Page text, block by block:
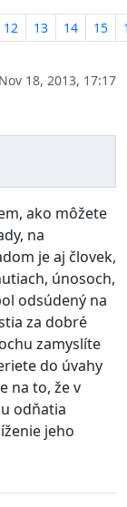
12 13 14 15
Nov 18, 2013, 17:17
ako môžete
na
je aj človek,
únosoch,
odsúdený na
za dobré
zamyslíte
do úvahy
na to, že v
odňatia
jeho